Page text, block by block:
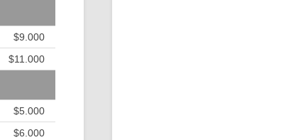
$9.000
$11.000
$5.000
$6.000